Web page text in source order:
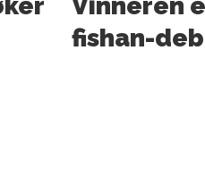
Vinneren
fishan-